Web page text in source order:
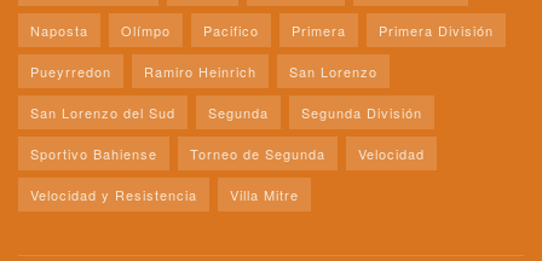
Naposta Olímpo Pacifico Primera Primera División
Pueyrredon Ramiro Heinrich San Lorenzo
San Lorenzo del Sud Segunda Segunda División
Sportivo Bahiense Torneo de Segunda Velocidad
Velocidad y Resistencia Villa Mitre